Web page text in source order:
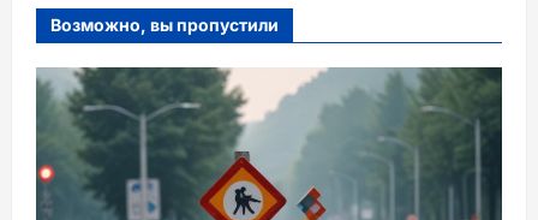
Возможно, вы пропустили